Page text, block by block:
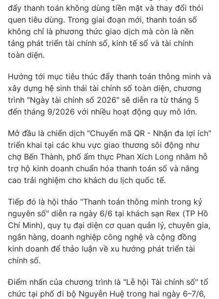
đẩy thanh toán không dùng tiền mặt và thay đổi thói
quen tiêu dùng. Trong giai đoạn mới, thanh toán số
không chỉ là phương thức giao dịch mà còn là nền
tảng phát triển tài chính số, kinh tế số và tài chính
toàn diện.
Hướng tới mục tiêu thúc đẩy thanh toán thông minh và
xây dựng hệ sinh thái tài chính số toàn diện, chương
trình "Ngày tài chính số 2026" sẽ diễn ra từ tháng 5
đến tháng 9/2026 với nhiều hoạt động quy mô lớn.
Mở đầu là chiến dịch "Chuyển mã QR - Nhận đa lợi ích"
triển khai tại các khu vực giao thương sôi động như
chợ Bến Thành, phố ẩm thực Phan Xích Long nhằm hỗ
trợ hộ kinh doanh chuẩn hóa thanh toán số và nâng
cao trải nghiệm cho khách du lịch quốc tế.
Tiếp đó là hội thảo "Thanh toán thông minh trong kỷ
nguyên số" diễn ra ngày 6/6 tại khách sạn Rex (TP Hồ
Chí Minh), quy tụ đại diện cơ quan quản lý, chuyên gia,
ngân hàng, doanh nghiệp công nghệ và cộng đồng
kinh doanh để thảo luận về xu hướng phát triển tài
chính số.
Điểm nhấn của chương trình là "Lễ hội Tài chính số" tổ
chức tại phố đi bộ Nguyễn Huệ trong hai ngày 6–7/6,